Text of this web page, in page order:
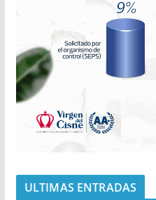
ULTIMAS ENTRADAS